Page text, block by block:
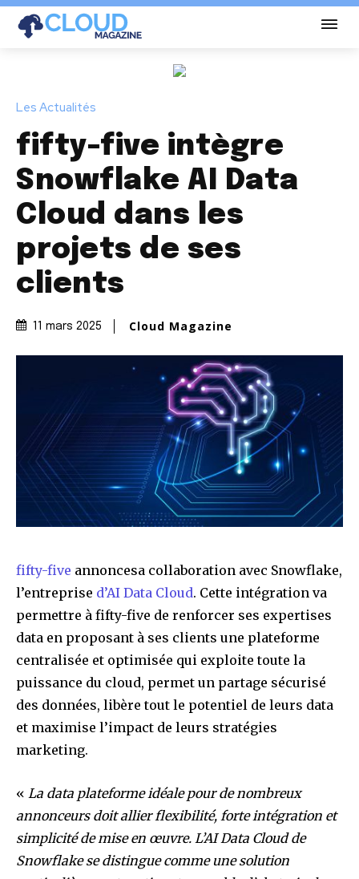
Les Actualités
fifty-five intègre
Snowflake AI Data
Cloud dans les
projets de ses
clients
11 mars 2025 Cloud Magazine
fifty-five annoncesa collaboration avec Snowflake,
l’entreprise d’AI Data Cloud. Cette intégration va
permettre à fifty-five de renforcer ses expertises
data en proposant à ses clients une plateforme
centralisée et optimisée qui exploite toute la
puissance du cloud, permet un partage sécurisé
des données, libère tout le potentiel de leurs data
et maximise l’impact de leurs stratégies
marketing.
« La data plateforme idéale pour de nombreux
annonceurs doit allier flexibilité, forte intégration et
simplicité de mise en œuvre. L’AI Data Cloud de
Snowflake se distingue comme une solution